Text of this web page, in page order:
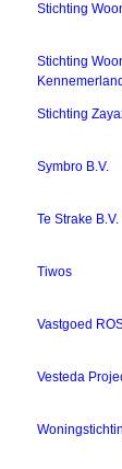
Stichting
Stichting
Kennemerland
Stichting
Symbro B.V.
Te Strake B.V.
Tiwos
Vastgoed
Vesteda